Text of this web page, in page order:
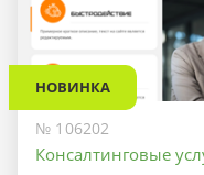
НОВИНКА
№ 106202
Консалтинговые